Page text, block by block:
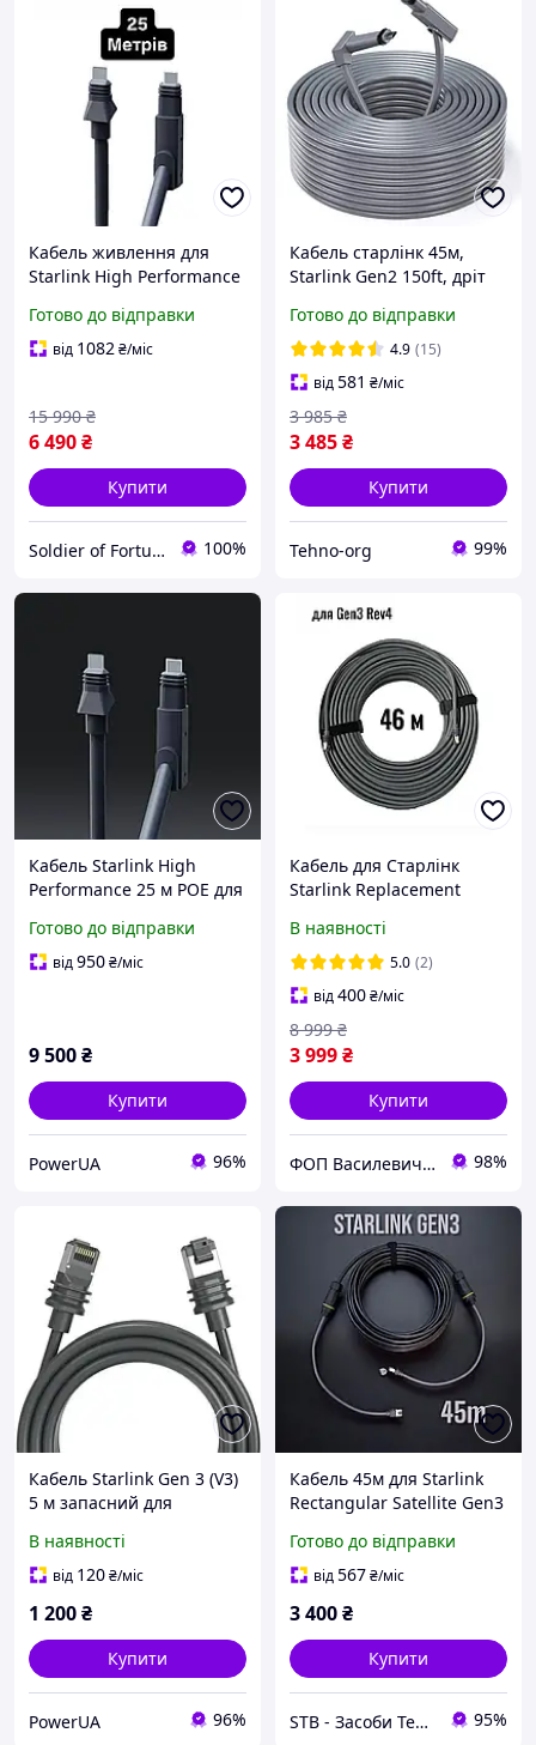
Кабель живлення для
Starlink High Performance
Готово до відправки
від 1082₴/міс
6 490₴
15 990 ₴
Купити
Soldier of Fortune 100%
Кабель старлінк 45м,
Starlink Gen2 150ft, дріт
Готово до відправки
4.9 (15)
від581 ₴/міс
3 485₴
3 985 ₴
Купити
Tehno-org 99%
Кабель Starlink High
Performance 25 м POE для
продуктивності
Готово до відправки
від950₴/міс
9 500₴
Купити
PowerUA 96%
Кабель для Старлінк
Starlink Replacement
В наявності
5.0 (2)
від400₴/міс
3 999₴
8 999 ₴
Купити
ФОП Василевич Василь Андрійович 98%
Кабель Starlink Gen 3 (V3)
5 м запасний для
роутера
В наявності
від 120₴/міс
1 200₴
Купити
PowerUA 96%
Кабель 45м для Starlink
Rectangular Satellite Gen3
конекторів IP68
Готово до відправки
від567₴/міс
3 400₴
Купити
STB - Засоби Технічної Безпеки 95%